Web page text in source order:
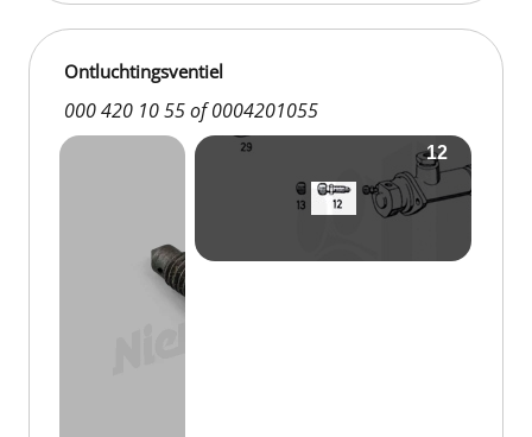
Ontluchtingsventiel
000 420 10 55 of 0004201055